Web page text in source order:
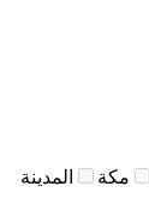
مكة المدينة